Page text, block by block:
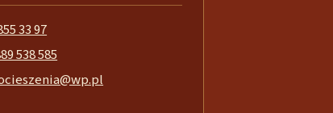
33 97
538 585